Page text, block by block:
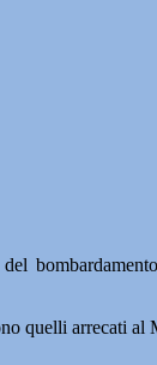
quelli arrecati